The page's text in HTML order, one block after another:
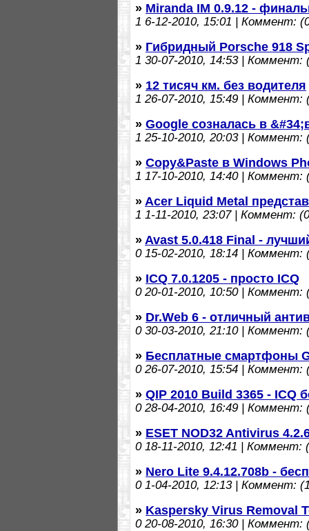
» Miranda IM 0.9.12 -
1 6-12-2010, 15:01 | Коммент:
» Гибридный Porsche 918
1 30-07-2010, 14:53 | Коммент:
» 12 тисяч км. без водителя
1 26-07-2010, 15:49 | Коммент:
» Google созналась в
1 25-10-2010, 20:03 | Коммент:
» Copy&Paste в Windows
1 17-10-2010, 14:40 | Коммент:
» Acer Liquid Metal
1 1-11-2010, 23:07 | Коммент:
» Avast 5.0.418 Final -
015-02-2010, 18:14 | Коммент:
» ICQ 7.0.1205 - просто ICQ
020-01-2010, 10:50 | Коммент:
» Dr.Web 6 - отличный
030-03-2010, 21:10 | Коммент:
» Бесплатные смартфоны
026-07-2010, 15:54 | Коммент:
» QIP 2010 Build 3365 - ICQ
028-04-2010, 16:49 | Коммент:
» ESET NOD32 Antivirus
018-11-2010, 12:41 | Коммент:
» Nero Lite 9.4.12.708b -
01-04-2010, 12:13 | Коммент:
» Kaspersky Virus Removal
020-08-2010, 16:30 | Коммент: